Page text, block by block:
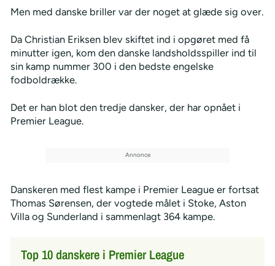
Men med danske briller var der noget at glæde sig over.
Da Christian Eriksen blev skiftet ind i opgøret med få
minutter igen, kom den danske landsholdsspiller ind til
sin kamp nummer 300 i den bedste engelske
fodboldrække.
Det er han blot den tredje dansker, der har opnået i
Premier League.
Danskeren med flest kampe i Premier League er fortsat
Thomas Sørensen, der vogtede målet i Stoke, Aston
Villa og Sunderland i sammenlagt 364 kampe.
Top 10 danskere i Premier League